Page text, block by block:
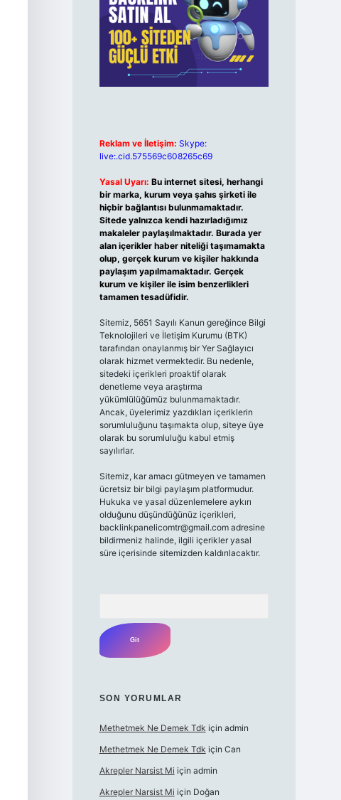
Reklam ve İletişim: Skype:
live:.cid.575569c608265c69
Yasal Uyarı: Bu internet sitesi, herhangi
bir marka, kurum veya şahıs şirketi ile
hiçbir bağlantısı bulunmamaktadır.
Sitede yalnızca kendi hazırladığımız
makaleler paylaşılmaktadır. Burada yer
alan içerikler haber niteliği taşımamakta
olup, gerçek kurum ve kişiler hakkında
paylaşım yapılmamaktadır. Gerçek
kurum ve kişiler ile isim benzerlikleri
tamamen tesadüfidir.
Sitemiz, 5651 Sayılı Kanun gereğince Bilgi
Teknolojileri ve İletişim Kurumu (BTK)
tarafından onaylanmış bir Yer Sağlayıcı
olarak hizmet vermektedir. Bu nedenle,
sitedeki içerikleri proaktif olarak
denetleme veya araştırma
yükümlülüğümüz bulunmamaktadır.
Ancak, üyelerimiz yazdıkları içeriklerin
sorumluluğunu taşımakta olup, siteye üye
olarak bu sorumluluğu kabul etmiş
sayılırlar.
Sitemiz, kar amacı gütmeyen ve tamamen
ücretsiz bir bilgi paylaşım platformudur.
Hukuka ve yasal düzenlemelere aykırı
olduğunu düşündüğünüz içerikleri,
backlinkpanelicomtr@gmail.comadresine
bildirmeniz halinde, ilgili içerikler yasal
süre içerisinde sitemizden kaldırılacaktır.
SON YORUMLAR
Methetmek Ne Demek Tdk için admin
Methetmek Ne Demek Tdk için Can
Akrepler Narsist Mi için admin
Akrepler Narsist Mi için Doğan